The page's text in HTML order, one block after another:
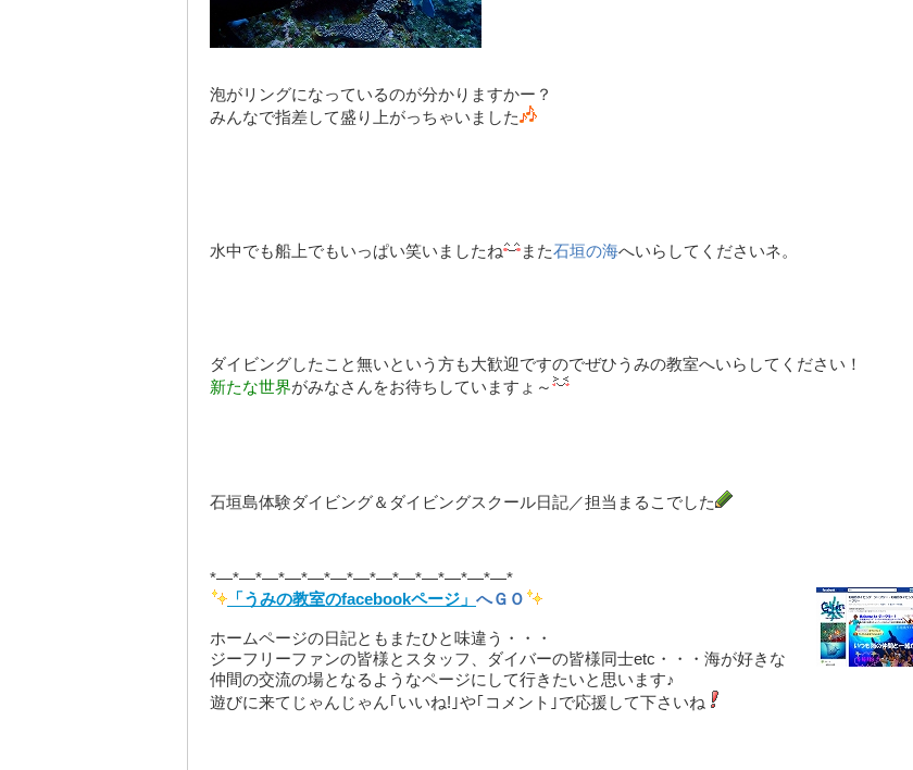
泡がリングになっているのが分かりますかー？
みんなで指差して盛り上がっちゃいました
水中でも船上でもいっぱい笑いましたね また石垣の海へいらしてくださいネ。
ダイビングしたこと無いという方も大歓迎ですのでぜひうみの教室へいらしてください！
新たな世界がみなさんをお待ちしていますょ～
石垣島体験ダイビング＆ダイビングスクール日記／担当まるこでした
*—*—*—*—*—*—*—*—*—*—*—*—*—*
「うみの教室のfacebookページ」 へＧＯ
ホームページの日記ともまたひと味違う・・・
ジーフリーファンの皆様とスタッフ、ダイバーの皆様同士etc・・・海が好きな
仲間の交流の場となるようなページにして行きたいと思います♪
遊びに来てじゃんじゃん｢いいね!｣や｢コメント｣で応援して下さいね